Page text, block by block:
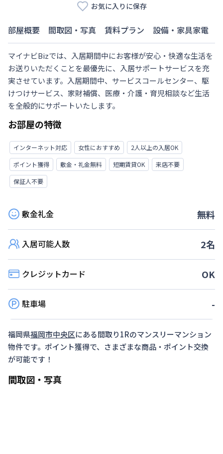
お気に入りに保存
部屋概要 間取図・写真 賃料プラン 設備・家具家電
マイナビBizでは、入居期間中にお客様が安心・快適な生活を
お送りいただくことを最優先に、入居サポートサービスを充
実させています。入居期間中、サービスコールセンター、駆
けつけサービス、家財補償、医療・介護・育児相談など生活
を全般的にサポートいたします。
お部屋の特徴
インターネット対応 女性におすすめ
2人以上の入居OK
ポイント獲得
敷金・礼金無料 短期賃貸OK
来店不要
保証人不要
敷金礼金 無料
入居可能人数 2名
クレジットカード OK
駐車場 -
福岡県福岡市中央区にある間取り1Rのマンスリーマンション
物件です。ポイント獲得で、さまざまな商品・ポイント交換
が可能です！
間取図・写真